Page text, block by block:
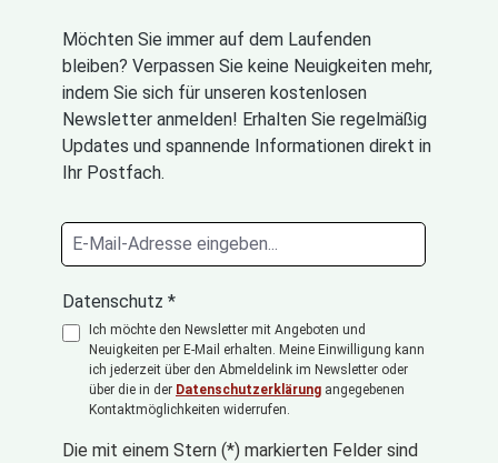
Möchten Sie immer auf dem Laufenden
bleiben? Verpassen Sie keine Neuigkeiten mehr,
indem Sie sich für unseren kostenlosen
Newsletter anmelden! Erhalten Sie regelmäßig
Updates und spannende Informationen direkt in
Ihr Postfach.
Datenschutz *
Ich möchte den Newsletter mit Angeboten und
Neuigkeiten per E-Mail erhalten. Meine Einwilligung kann
ich jederzeit über den Abmeldelink im Newsletter oder
über die in der Datenschutzerklärung angegebenen
Kontaktmöglichkeiten widerrufen.
Die mit einem Stern (*) markierten Felder sind